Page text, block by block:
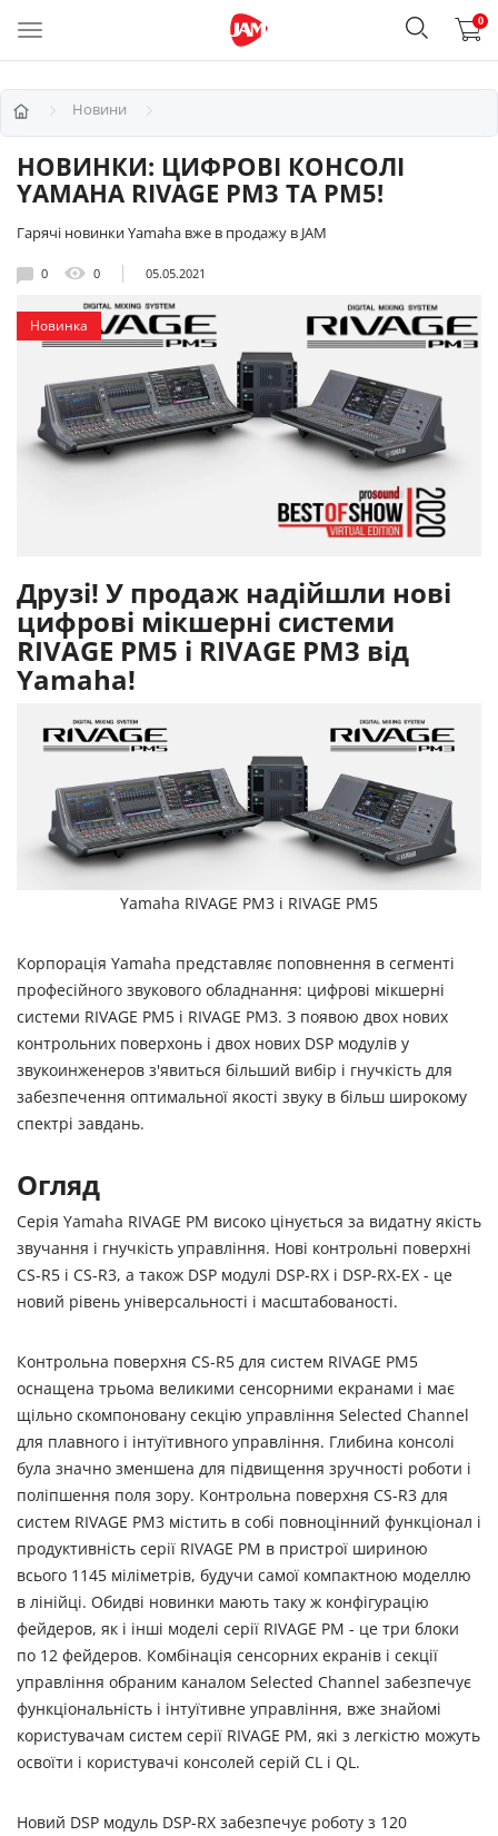
0
Новини
НОВИНКИ: ЦИФРОВІ КОНСОЛІ
YAMAHA RIVAGE PM3 ТА PM5!
Гарячі новинки Yamaha вже в продажу в JAM
0 0 05.05.2021
Новинка
Друзі! У продаж надійшли нові
цифрові мікшерні системи
RIVAGE PM5 і RIVAGE PM3 від
Yamaha!
Yamaha RIVAGE PM3 і RIVAGE PM5
Корпорація Yamaha представляє поповнення в сегменті
професійного звукового обладнання: цифрові мікшерні
системи RIVAGE PM5 і RIVAGE PM3. З появою двох нових
контрольних поверхонь і двох нових DSP модулів у
звукоинженеров з'явиться більший вибір і гнучкість для
забезпечення оптимальної якості звуку в більш широкому
спектрі завдань.
Огляд
Серія Yamaha RIVAGE PM високо цінується за видатну якість
звучання і гнучкість управління. Нові контрольні поверхні
CS-R5 і CS-R3, а також DSP модулі DSP-RX і DSP-RX-EX - це
новий рівень універсальності і масштабованості.
Контрольна поверхня CS-R5 для систем RIVAGE PM5
оснащена трьома великими сенсорними екранами і має
щільно скомпоновану секцію управління Selected Channel
для плавного і інтуїтивного управління. Глибина консолі
була значно зменшена для підвищення зручності роботи і
поліпшення поля зору. Контрольна поверхня CS-R3 для
систем RIVAGE PM3 містить в собі повноцінний функціонал і
продуктивність серії RIVAGE PM в пристрої шириною
всього 1145 міліметрів, будучи самої компактною моделлю
в лінійці. Обидві новинки мають таку ж конфігурацію
фейдеров, як і інші моделі серії RIVAGE PM - це три блоки
по 12 фейдеров. Комбінація сенсорних екранів і секції
управління обраним каналом Selected Channel забезпечує
функціональність і інтуїтивне управління, вже знайомі
користувачам систем серії RIVAGE PM, які з легкістю можуть
освоїти і користувачі консолей серій CL і QL.
Новий DSP модуль DSP-RX забезпечує роботу з 120